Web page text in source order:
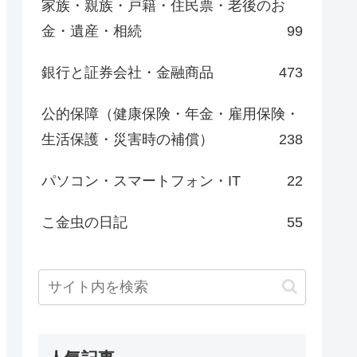
家族・親族・戸籍・住民票・老後のお
金・遺産・相続
99
銀行と証券会社・金融商品 473
公的保障（健康保険・年金・雇用保険・
生活保護・災害時の補償）
238
パソコン・スマートフォン・IT 22
こ金虫の日記 55